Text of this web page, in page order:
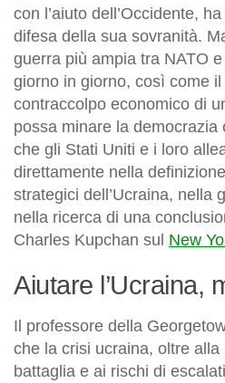
con l’aiuto dell’Occidente,
difesa della sua sovranità.
guerra più ampia tra NATO
giorno in giorno, così come
contraccolpo economico di
possa minare la democrazia
che gli Stati Uniti e i loro
direttamente nella
strategici dell’Ucraina, nella
nella ricerca di una
Charles Kupchan sul New
Aiutare l’Ucraina,
Il professore della
che la crisi ucraina, oltre
battaglia e ai rischi di